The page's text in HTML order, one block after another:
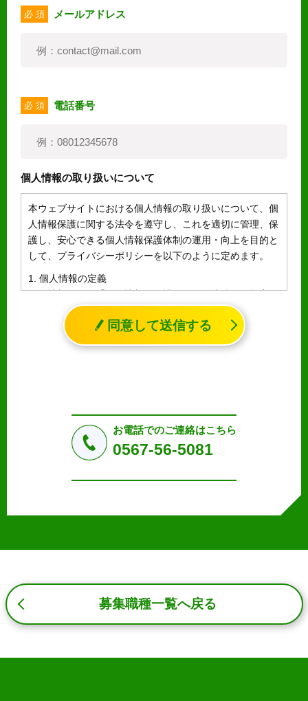
必 須 メールアドレス
必 須 電話番号
個人情報の取り扱いについて
本ウェブサイトにおける個人情報の取り扱いについて、個
人情報保護に関する法令を遵守し、これを適切に管理、保
護し、安心できる個人情報保護体制の運用・向上を目的と
して、プライバシーポリシーを以下のように定めます。
1. 個人情報の定義
個人情報とは、「個人情報の保護に関する法律」に規定さ
れる生存する個人に関する情報であって、氏名、生年月日
その他の記述等により特定の個人を識別することができる
情報（個人識別情報）を指します。
法令により許された場合を除き、個人情報を第三者に提供
しません。
a.応募者等からのお問い合わせに対応・管理するため
b.本ウェブサイトにおけるサービスの提供・運用のため
3. プライバシー尊重
4. 法令等の遵守
応募者等の個人情報の取得、利用その他一切の取り扱いに
令、及び本プライバシーポリシーを遵守します。
同意して送信する
お電話でのご連絡はこちら
0567-56-5081
募集職種一覧へ戻る